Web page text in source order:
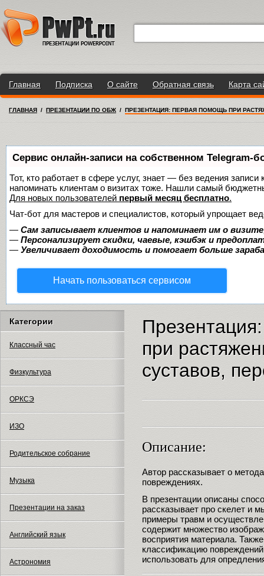
Главная Подписка О сайте Обратная связь Карта
ГЛАВНАЯ / ПРЕЗЕНТАЦИИ ПО ОБЖ / ПРЕЗЕНТАЦИЯ: ПЕРВАЯ ПОМОЩЬ ПРИ
Сервис онлайн-записи на собственном Telegram-
Тот, кто работает в сфере услуг, знает — без ведения
напоминать клиентам о визитах тоже. Нашли самый
Для новых пользователей первый месяц бесплатно.
Чат-бот для мастеров и специалистов, который упрощает
— Сам записывает клиентов и напоминает им о
— Персонализирует скидки, чаевые, кэшбэк и
— Увеличивает доходимость и помогает больше
Начать пользоваться сервисом
Категории
Классный час
Физкультура
ОРКСЭ
ИЗО
Родительское собрание
Музыка
Презентации на заказ
Английский язык
Астрономия
при
суставов,
Описание:
Автор рассказывает о
повреждениях.
В презентации описаны
рассказывает про скелет и
примеры травм и
содержит множество
восприятия материала.
классификацию
использовать для